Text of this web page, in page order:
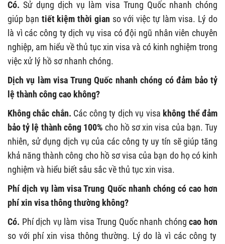
Có. Sử dụng dịch vụ làm visa Trung Quốc nhanh chóng
giúp bạn tiết kiệm thời gian so với việc tự làm visa. Lý do
là vì các công ty dịch vụ visa có đội ngũ nhân viên chuyên
nghiệp, am hiểu về thủ tục xin visa và có kinh nghiệm trong
việc xử lý hồ sơ nhanh chóng.
Dịch vụ làm visa Trung Quốc nhanh chóng có đảm bảo tỷ
lệ thành công cao không?
Không chắc chắn. Các công ty dịch vụ visa không thể đảm
bảo tỷ lệ thành công 100% cho hồ sơ xin visa của bạn. Tuy
nhiên, sử dụng dịch vụ của các công ty uy tín sẽ giúp tăng
khả năng thành công cho hồ sơ visa của bạn do họ có kinh
nghiệm và hiểu biết sâu sắc về thủ tục xin visa.
Phí dịch vụ làm visa Trung Quốc nhanh chóng có cao hơn
phí xin visa thông thường không?
Có. Phí dịch vụ làm visa Trung Quốc nhanh chóngcao hơn
so với phí xin visa thông thường. Lý do là vì các công ty